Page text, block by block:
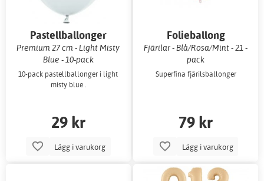
Pastellballonger
Premium 27 cm - Light Misty
Blue - 10-pack
10-pack pastellballonger i light
misty blue .
29 kr
Lägg i varukorg
Folieballong
Fjärilar - Blå/Rosa/Mint - 21 -
pack
Superfina fjärilsballonger
79 kr
Lägg i varukorg